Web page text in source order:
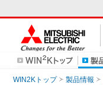
WIN2Kトップ 製品情報